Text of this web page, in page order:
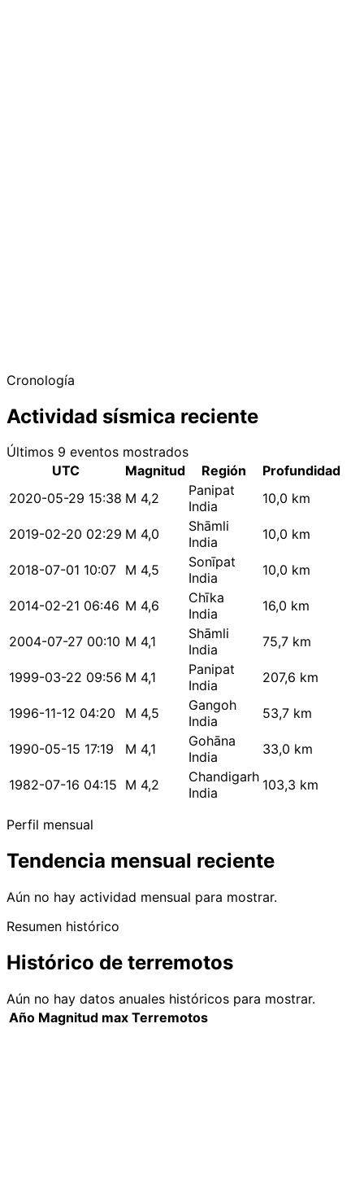
Cronología
Actividad sísmica reciente
Últimos 9 eventos mostrados
UTC
Magnitud Región
Profundidad
2020-05-29 15:38 M 4,2
Panipat
India
10,0 km
2019-02-20 02:29 M 4,0
Shāmli
India
10,0 km
2018-07-01 10:07 M 4,5
Sonīpat
India
10,0 km
2014-02-21 06:46 M 4,6
Chīka
India
16,0 km
2004-07-27 00:10 M 4,1
Shāmli
India
75,7 km
1999-03-22 09:56 M 4,1
Panipat
India
207,6 km
1996-11-12 04:20 M 4,5
Gangoh
India
53,7 km
1990-05-15 17:19 M 4,1
Gohāna
India
33,0 km
1982-07-16 04:15 M 4,2
Chandigarh
India
103,3 km
Perfil mensual
Tendencia mensual reciente
Aún no hay actividad mensual para mostrar.
Resumen histórico
Histórico de terremotos
Aún no hay datos anuales históricos para mostrar.
Año Magnitud max Terremotos